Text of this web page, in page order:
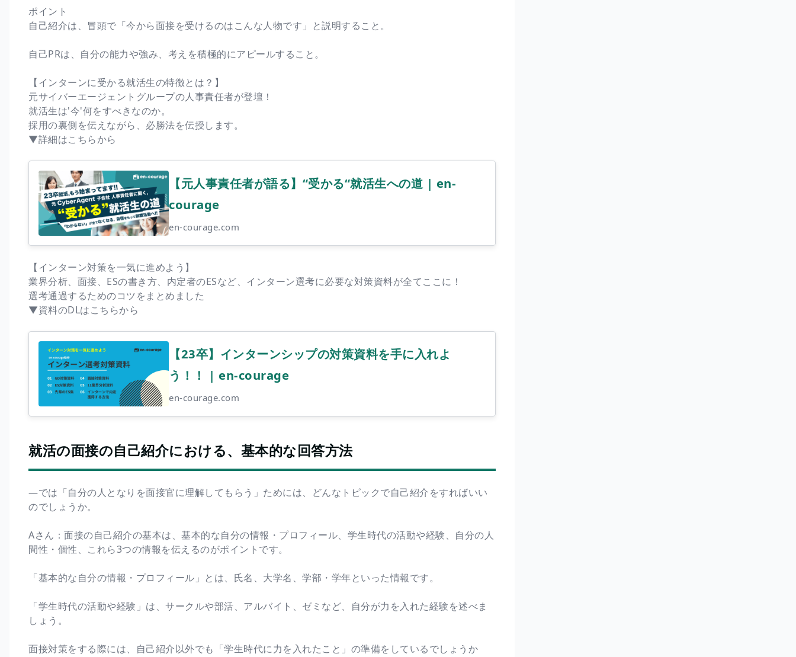
ポイント
自己紹介は、冒頭で「今から面接を受けるのはこんな人物です」と説明すること。
自己PRは、自分の能力や強み、考えを積極的にアピールすること。
【インターンに受かる就活生の特徴とは？】
元サイバーエージェントグループの人事責任者が登壇！
就活生は'今'何をすべきなのか。
採用の裏側を伝えながら、必勝法を伝授します。
▼詳細はこちらから
【元人事責任者が語る】“受かる“就活生への道 | en-
courage
en-courage.com
【インターン対策を一気に進めよう】
業界分析、面接、ESの書き方、内定者のESなど、インターン選考に必要な対策資料が全てここに！
選考通過するためのコツをまとめました
▼資料のDLはこちらから
【23卒】インターンシップの対策資料を手に入れよ
う！！ | en-courage
en-courage.com
就活の面接の自己紹介における、基本的な回答方法
―では「自分の人となりを面接官に理解してもらう」ためには、どんなトピックで自己紹介をすればいい
のでしょうか。
Aさん：面接の自己紹介の基本は、基本的な自分の情報・プロフィール、学生時代の活動や経験、自分の人
間性・個性、これら3つの情報を伝えるのがポイントです。
「基本的な自分の情報・プロフィール」とは、氏名、大学名、学部・学年といった情報です。
「学生時代の活動や経験」は、サークルや部活、アルバイト、ゼミなど、自分が力を入れた経験を述べま
しょう。
面接対策をする際には、自己紹介以外でも「学生時代に力を入れたこと」の準備をしているでしょうか